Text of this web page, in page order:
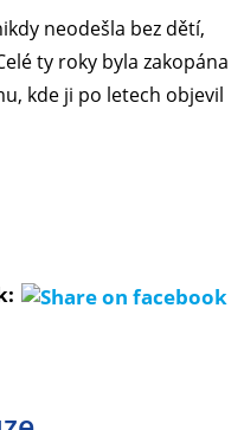
neodešla bez dětí,
ty roky byla zakopána
kde ji po letech objevil